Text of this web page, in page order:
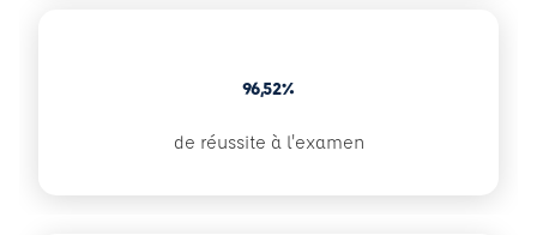
96,52%
de réussite à l'examen